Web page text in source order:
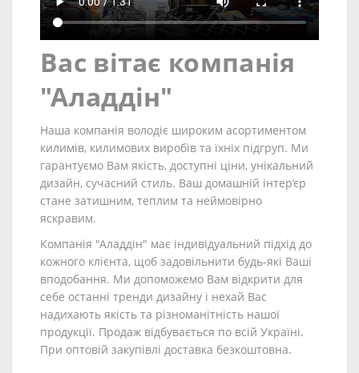
Вас вітає компанія
"Аладдін"
Наша компанія володіє широким асортиментом
килимів, килимових виробів та їхніх підгруп. Ми
гарантуємо Вам якість, доступні ціни, унікальний
дизайн, сучасний стиль. Ваш домашній інтер’єр
стане затишним, теплим та неймовірно
яскравим.
Компанія "Аладдін" має індивідуальний підхід до
кожного клієнта, щоб задовільнити будь-які Ваші
вподобання. Ми допоможемо Вам відкрити для
себе останні тренди дизайну і нехай Вас
надихають якість та різноманітність нашої
продукції. Продаж відбувається по всій Україні.
При оптовій закупівлі доставка безкоштовна.